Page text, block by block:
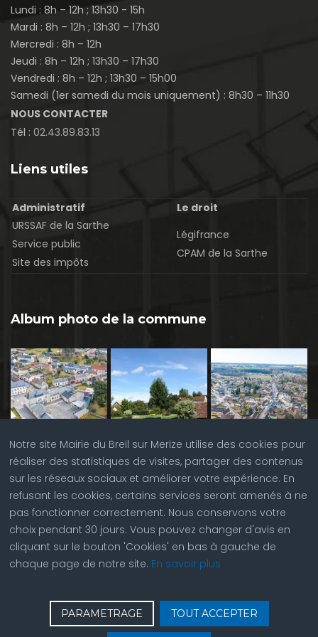
Lundi : 8h – 12h ; 13h30 - 15h
Mardi : 8h – 12h ; 13h30 – 17h30
Mercredi : 8h – 12h
Jeudi : 8h – 12h ; 13h30 – 17h30
Vendredi : 8h – 12h ; 13h30 – 15h00
Samedi (1er samedi du mois uniquement) : 8h30 – 11h30
NOUS CONTACTER
Tél : 02.43.89.83.13
Notre site Mairie du Breil sur Merize utilise des cookies pour
réaliser des statistiques de visites, partager des contenus
sur les réseaux sociaux et améliorer votre expérience. En
refusant les cookies, certains services seront amenés à ne
pas fonctionner correctement. Nous conservons votre
choix pendant 30 jours. Vous pouvez changer d'avis en
cliquant sur le bouton 'Cookies' en bas à gauche de
chaque page de notre site. En savoir plus
PARAMETRAGE TOUT ACCEPTER
Liens utiles
Administratif
Le droit
URSSAF de la Sarthe
Service public
Site des impôts
Légifrance
CPAM de la Sarthe
Album photo de la commune
Contactez nous | © Copyright 2023 |Plan du site|
Réalisation du site parABC Site Web| Seconnecter| Accès